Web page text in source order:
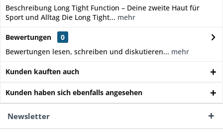
Beschreibung Long Tight Function – Deine zweite Haut für
Sport und Alltag Die Long Tight... mehr
Bewertungen
0
Bewertungen lesen, schreiben und diskutieren... mehr
Kunden kauften auch
Kunden haben sich ebenfalls angesehen
Newsletter